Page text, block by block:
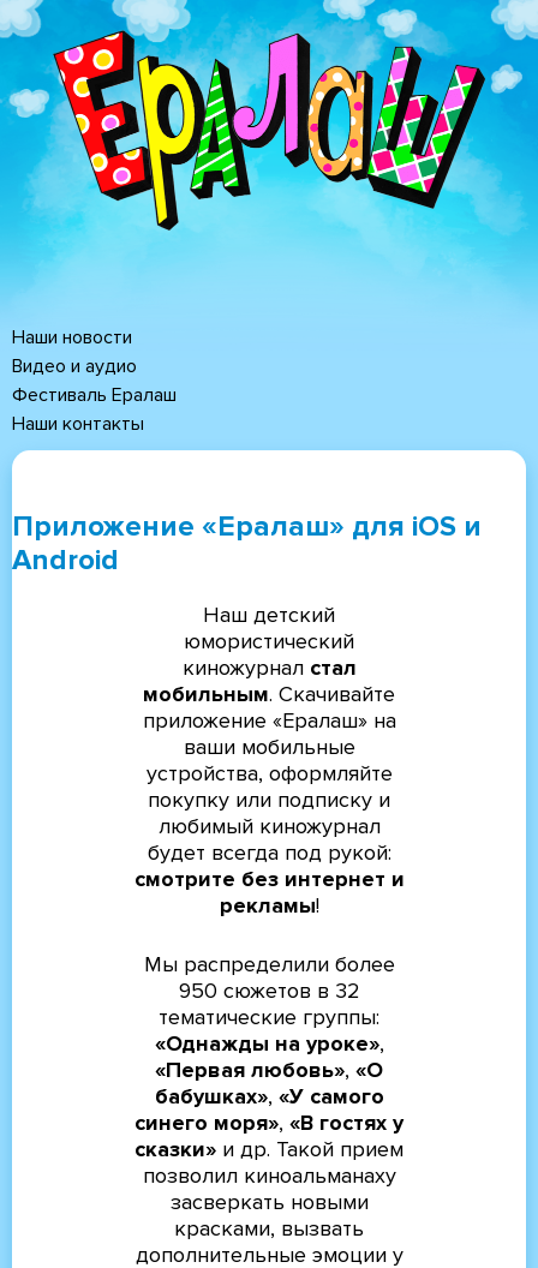
Перейти
основному
содержанию
Основная
навигация
Наши новости
Видео и аудио
Фестиваль Ералаш
Наши контакты
Приложение «Ералаш» для iOS и
Android
Наш детский
юмористический
киножурнал стал
мобильным. Скачивайте
приложение «Ералаш» на
ваши мобильные
устройства, оформляйте
покупку или подписку и
любимый киножурнал
будет всегда под рукой:
смотрите без интернет и
рекламы!
Мы распределили более
950 сюжетов в 32
тематические группы:
«Однажды на уроке»,
«Первая любовь», «О
бабушках», «У самого
синего моря», «В гостях у
сказки» и др. Такой прием
позволил киноальманаху
засверкать новыми
красками, вызвать
дополнительные эмоции у